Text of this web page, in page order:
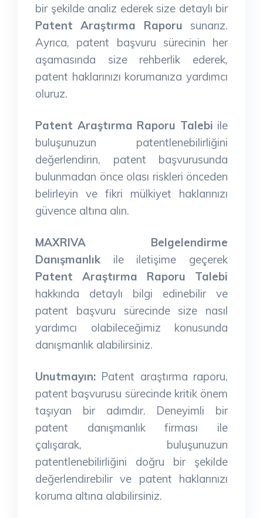
bir şekilde analiz ederek size detaylı bir
Patent Araştırma Raporu sunarız.
Ayrıca, patent başvuru sürecinin her
aşamasında size rehberlik ederek,
patent haklarınızı korumanıza yardımcı
oluruz.
Patent Araştırma Raporu Talebi ile
buluşunuzun patentlenebilirliğini
değerlendirin, patent başvurusunda
bulunmadan önce olası riskleri önceden
belirleyin ve fikri mülkiyet haklarınızı
güvence altına alın.
MAXRIVA Belgelendirme
Danışmanlık ile iletişime geçerek
Patent Araştırma Raporu Talebi
hakkında detaylı bilgi edinebilir ve
patent başvuru sürecinde size nasıl
yardımcı olabileceğimiz konusunda
danışmanlık alabilirsiniz.
Unutmayın: Patent araştırma raporu,
patent başvurusu sürecinde kritik önem
taşıyan bir adımdır. Deneyimli bir
patent danışmanlık firması ile
çalışarak, buluşunuzun
patentlenebilirliğini doğru bir şekilde
değerlendirebilir ve patent haklarınızı
koruma altına alabilirsiniz.